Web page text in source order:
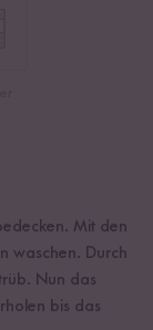
Mit den
waschen. Durch
Nun das
bis das